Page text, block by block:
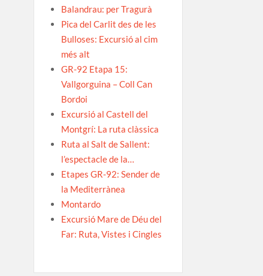
Balandrau: per Tragurà
Pica del Carlit des de les
Bulloses: Excursió al cim
més alt
GR-92 Etapa 15:
Vallgorguina – Coll Can
Bordoi
Excursió al Castell del
Montgrí: La ruta clàssica
Ruta al Salt de Sallent:
l’espectacle de la…
Etapes GR-92: Sender de
la Mediterrànea
Montardo
Excursió Mare de Déu del
Far: Ruta, Vistes i Cingles